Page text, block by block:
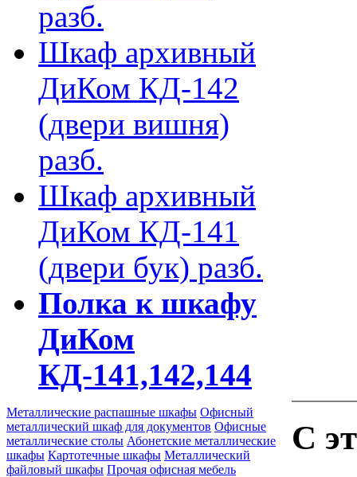
разб.
Шкаф архивный
ДиКом КД-142
(двери вишня)
разб.
Шкаф архивный
ДиКом КД-141
(двери бук) разб.
Полка к шкафу
ДиКом
КД-141,142,144
Металлические распашные шкафы Офисный
металлический шкаф для документов Офисные
металлические столы Абонетские металлические
шкафы Картотечные шкафы Металлический
файловый шкафы Прочая офисная мебель
С